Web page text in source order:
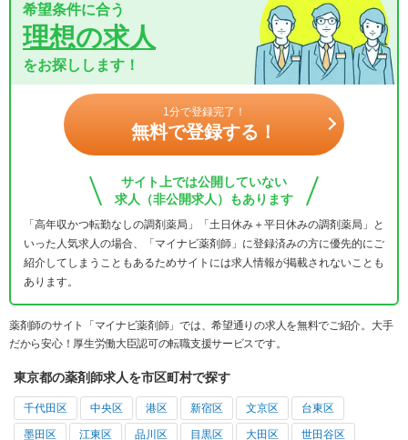
希望条件に合う
理想の求人
をお探しします！
1分で登録完了！
無料で登録する！
サイト上では公開していない
求人（非公開求人）もあります
「高年収かつ転勤なしの調剤薬局」「土日休み＋平日休みの調剤薬局」と
いった人気求人の場合、「マイナビ薬剤師」に登録済みの方に優先的にご
紹介してしまうこともあるためサイトには求人情報が掲載されないことも
あります。
薬剤師のサイト「マイナビ薬剤師」では、希望通りの求人を無料でご紹介。大手
だから安心！厚生労働大臣認可の転職支援サービスです。
東京都の薬剤師求人を市区町村で探す
千代田区 中央区 港区 新宿区 文京区 台東区
墨田区 江東区 品川区 目黒区 大田区 世田谷区